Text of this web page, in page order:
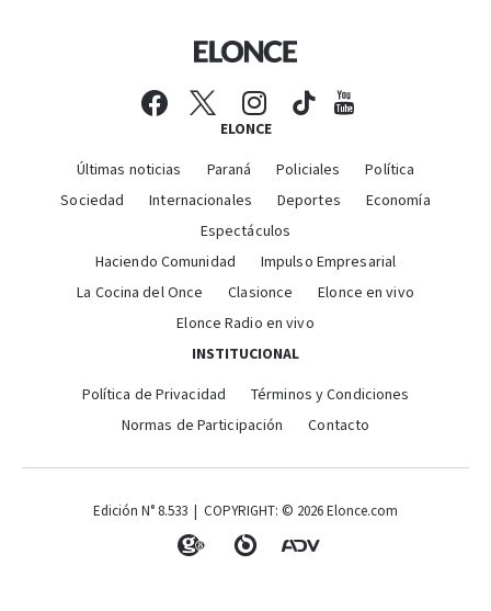
ELONCE
Últimas noticias Paraná Policiales
Política
Sociedad
Internacionales Deportes
Economía
Espectáculos
Haciendo Comunidad
Impulso Empresarial
La Cocina del Once
Clasionce
Elonce en vivo
Elonce Radio en vivo
INSTITUCIONAL
Política de Privacidad
Términos y Condiciones
Normas de Participación
Contacto
Edición N° 8.533 | COPYRIGHT: © 2026 Elonce.com